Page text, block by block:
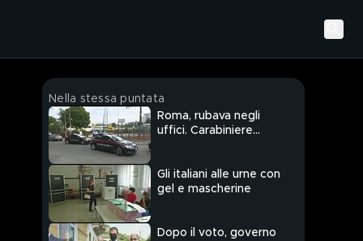
Nella stessa puntata
Roma, rubava negli
uffici. Carabiniere
Gli italiani alle urne con
gel e mascherine
Dopo il voto, governo